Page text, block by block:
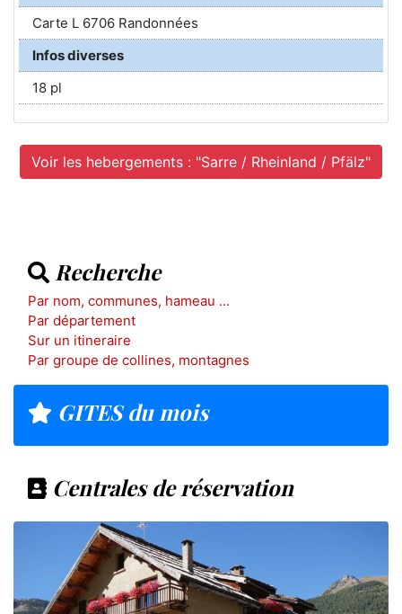
Carte L 6706 Randonnées
Infos diverses
18 pl
Voir les hebergements : "Sarre / Rheinland / Pfälz"
Recherche
Par nom, communes, hameau ...
Par département
Sur un itineraire
Par groupe de collines, montagnes
GITES du mois
Centrales de réservation